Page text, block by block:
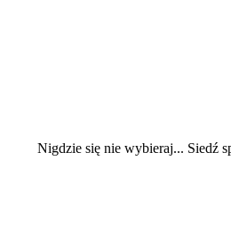
Nigdzie się nie wybieraj... Siedź